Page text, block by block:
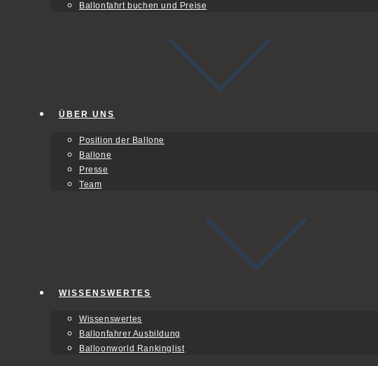
Ballonfahrt buchen und Preise
ÜBER UNS
Position der Ballone
Ballone
Presse
Team
WISSENSWERTES
Wissenswertes
Ballonfahrer Ausbildung
Balloonworld Rankinglist